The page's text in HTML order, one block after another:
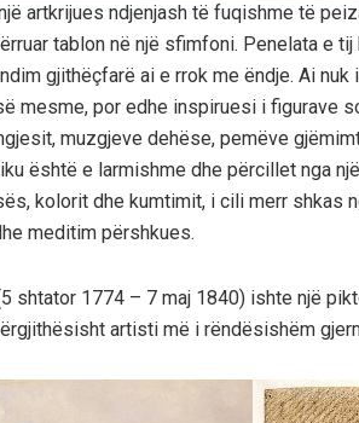
artkrijues ndjenjash të fuqishme të
tablon në një sfimfoni. Penelata e
gjithëçfarë ai e rrok me ëndje. Ai
mesme, por edhe inspiruesi i figurave
muzgjeve dehëse, pemëve
është e larmishme dhe përcillet nga
kolorit dhe kumtimit, i cili merr shkas
meditim përshkues.
shtator 1774 – 7 maj 1840) ishte një
artisti më i rëndësishëm